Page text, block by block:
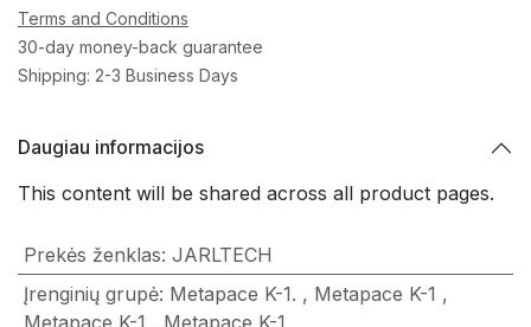
Terms and Conditions
30-day money-back guarantee
Shipping: 2-3 Business Days
Daugiau informacijos
This content will be shared across all product pages.
Prekės ženklas: JARLTECH
Įrenginių grupė: Metapace K-1. , Metapace K-1 ,
Metapace K-1 , Metapace K-1